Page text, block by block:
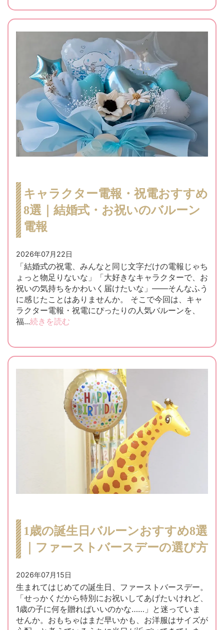
キャラクター電報・祝電おすすめ
8選｜結婚式・お祝いのバルーン
電報
2026年07月22日
「結婚式の祝電、みんなと同じ文字だけの電報じゃち
ょっと物足りないな」「大好きなキャラクターで、お
祝いの気持ちをかわいく届けたいな」——そんなふう
に感じたことはありませんか。 そこで今回は、キャ
ラクター電報・祝電にぴったりの人気バルーンを、
福...続きを読む
1歳の誕生日バルーンおすすめ8選
｜ファーストバースデーの選び方
2026年07月15日
生まれてはじめての誕生日、ファーストバースデー。
「せっかくだから特別にお祝いしてあげたいけれど、
1歳の子に何を贈ればいいのかな……」と迷っていま
せんか。おもちゃはまだ早いかも、お洋服はサイズが